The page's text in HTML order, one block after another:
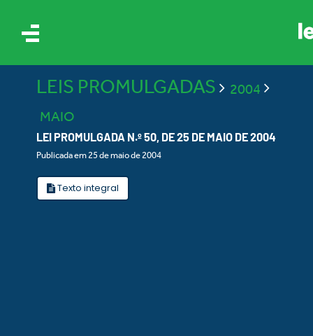
LEIS PROMULGADAS
2004
MAIO
LEI PROMULGADA N.º 50, DE 25 DE MAIO DE 2004
Publicada em 25 de maio de 2004
Texto integral